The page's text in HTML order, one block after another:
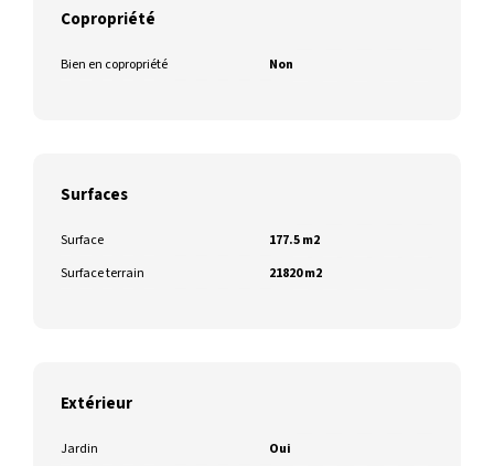
Copropriété
Bien en copropriété Non
Surfaces
Surface
177.5 m2
Surface terrain
21820 m2
Extérieur
Jardin Oui